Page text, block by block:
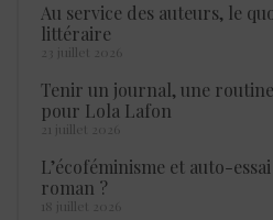
Au service des auteurs, le
littéraire
23 juillet 2026
Tenir un journal, une
pour Lola Lafon
21 juillet 2026
L’écoféminisme et auto-
roman ?
18 juillet 2026